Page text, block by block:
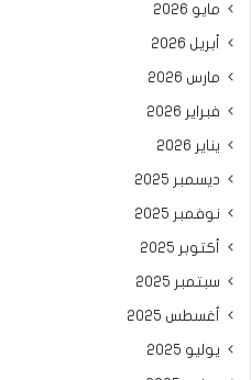
مايو 2026
أبريل 2026
مارس 2026
فبراير 2026
يناير 2026
ديسمبر 2025
نوفمبر 2025
أكتوبر 2025
سبتمبر 2025
أغسطس 2025
يوليو 2025